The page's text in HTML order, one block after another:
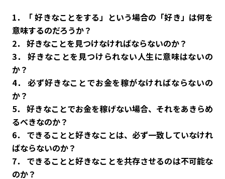
1．「 好きなことをする」という場合の「好き」は何を
意味するのだろうか？
2． 好きなことを見つけなければならないのか？
3． 好きなことを見つけられない人生に意味はないの
か？
4． 必ず好きなことでお金を稼がなければならないの
か？
5． 好きなことでお金を稼げない場合、それをあきらめ
るべきなのか？
6． できることと好きなことは、必ず一致していなけれ
ばならないのか？
7． できることと好きなことを共存させるのは不可能な
のか？